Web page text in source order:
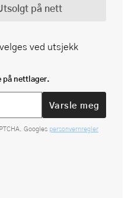
på nett
ved utsjekk
på nettlager.
Varsle meg
Googles personvernregler